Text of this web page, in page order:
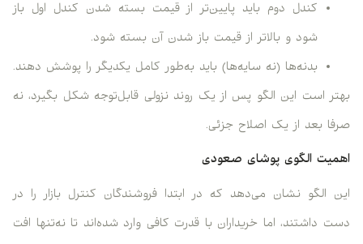
کندل دوم باید پایین‌تر از قیمت بسته شدن کندل اول باز
شود و بالاتر از قیمت باز شدن آن بسته شود.
بدنه‌ها (نه سایه‌ها) باید به‌طور کامل یکدیگر را پوشش دهند.
بهتر است این الگو پس از یک روند نزولی قابل‌توجه شکل بگیرد، نه
صرفا بعد از یک اصلاح جزئی.
اهمیت الگوی پوشای صعودی
این الگو نشان می‌دهد که در ابتدا فروشندگان کنترل بازار را در
دست داشتند، اما خریداران با قدرت کافی وارد شده‌اند تا نه‌تنها افت